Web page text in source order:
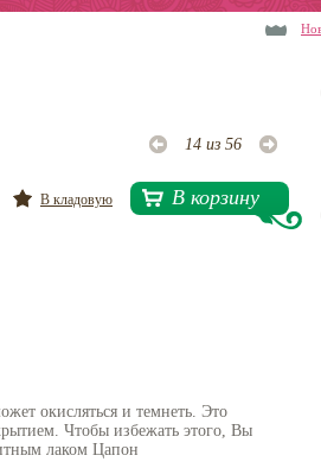
14 из 56
В корзину
В кладовую
окисляться и темнеть. Это
Чтобы избежать этого, Вы
лаком Цапон